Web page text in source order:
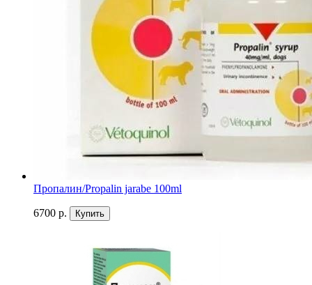
Пропалин/Propalin jarabe 100ml
6700 р. Купить